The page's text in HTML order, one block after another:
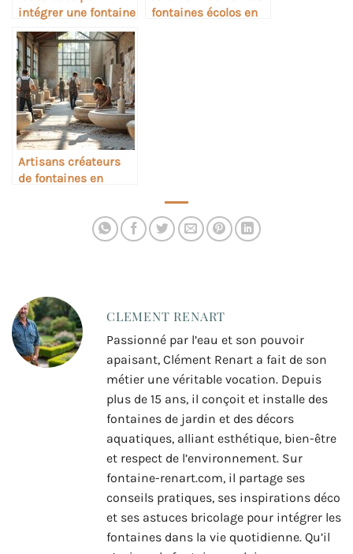
intégrer une fontaine
dans une salle de
bain
fontaines écolos en
Artisans créateurs
de fontaines en
CLEMENT RENART
Passionné par l’eau et son pouvoir
apaisant, Clément Renart a fait de son
métier une véritable vocation. Depuis
plus de 15 ans, il conçoit et installe des
fontaines de jardin et des décors
aquatiques, alliant esthétique, bien-être
et respect de l’environnement. Sur
fontaine-renart.com, il partage ses
conseils pratiques, ses inspirations déco
et ses astuces bricolage pour intégrer les
fontaines dans la vie quotidienne. Qu’il